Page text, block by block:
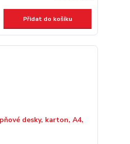
Přidat do košíku